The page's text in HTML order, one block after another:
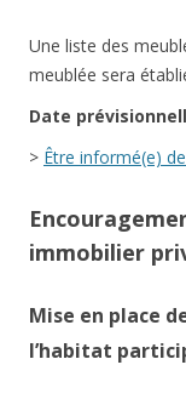
Une liste des
meublée sera
Date
> Être informé(e)
immobilier
Mise en place
l’habitat